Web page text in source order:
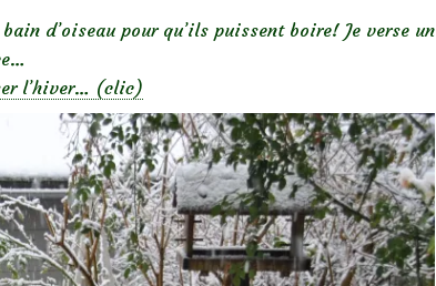
d’oiseau pour qu’ils puissent boire! Je verse un
l’hiver… (clic)